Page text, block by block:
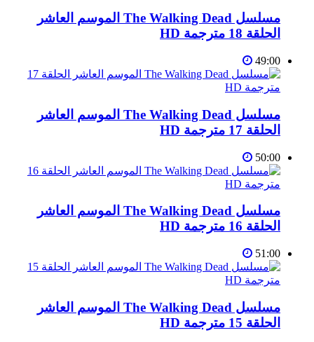
مسلسل The Walking Dead الموسم العاشر
الحلقة 18 مترجمة HD
49:00
مسلسل The Walking Dead الموسم العاشر
الحلقة 17 مترجمة HD
50:00
مسلسل The Walking Dead الموسم العاشر
الحلقة 16 مترجمة HD
51:00
مسلسل The Walking Dead الموسم العاشر
الحلقة 15 مترجمة HD